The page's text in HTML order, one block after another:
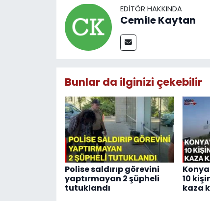
EDITÖR HAKKINDA
Cemile Kaytan
Bunlar da ilginizi çekebilir
Polise saldırıp görevini
yaptırmayan 2 şüpheli
tutuklandı
10
kaza